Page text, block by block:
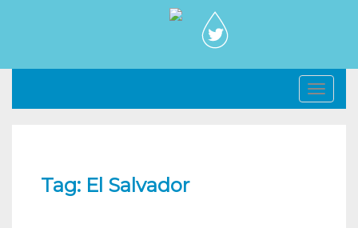
Tag: El Salvador